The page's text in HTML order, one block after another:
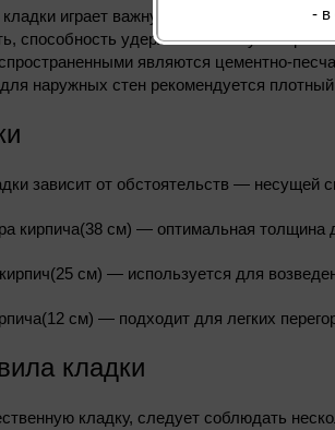
играет важную роль для
способность удерживать влагу и
являются цементно-
наружных стен рекомендуется плотный
зависит от обстоятельств — несущей
кирпича(38 см) — оптимальная
см) — используется для
см) — подходит для легких
кладки
кладку, следует соблюдать
- в